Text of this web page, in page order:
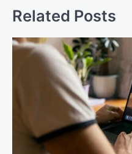
Related Posts